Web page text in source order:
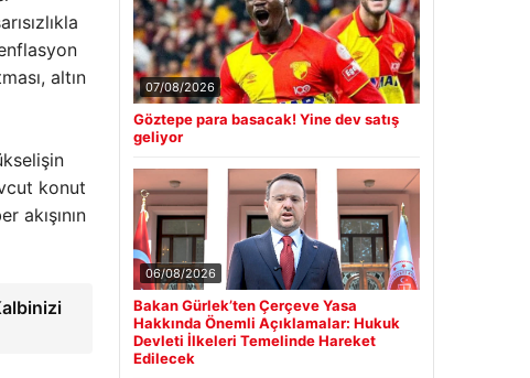
altın
konut
akışının
07/08/2026
Göztepe para basacak! Yine dev satış
geliyor
06/08/2026
Bakan Gürlek’ten Çerçeve Yasa
Hakkında Önemli Açıklamalar: Hukuk
Devleti İlkeleri Temelinde Hareket
Edilecek